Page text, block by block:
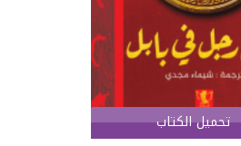
تحميل الكتاب